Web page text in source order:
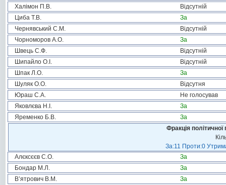
Халімон П.В.
Відсутній
Циба Т.В.
За
Чернявський С.М.
Відсутній
Чорноморов А.О.
За
Швець С.Ф.
Відсутній
Шипайло О.І.
Відсутній
Шпак Л.О.
За
Шуляк О.О.
Відсутня
Юраш С.А.
Не голосував
Яковлєва Н.І.
За
Яременко Б.В.
За
Фракція
За:11 Проти:0
Алєксєєв С.О.
За
Бондар М.Л.
За
В’ятрович В.М.
За